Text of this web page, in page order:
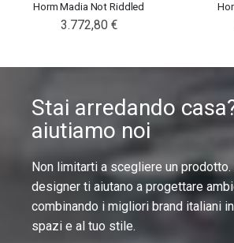
Horm Madia Not Riddled
3.772,80 €
Stai arredando
aiutiamo noi
Non limitarti a scegliere un
designer ti aiutano a progettare
combinando i migliori brand italiani
spazi e al tuo stile.